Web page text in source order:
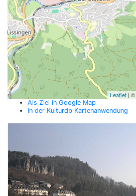
Leaflet | ©
Als Ziel in Google Map
In der Kulturdb Kartenanwendung